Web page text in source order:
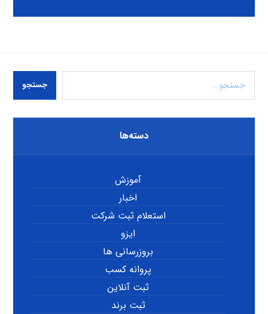
جستجو
دسته‌ها
آموزش
اخبار
استعلام ثبت شرکت
ایزو
بروزرسانی ها
پروانه کسب
ثبت آنلاین
ثبت برند